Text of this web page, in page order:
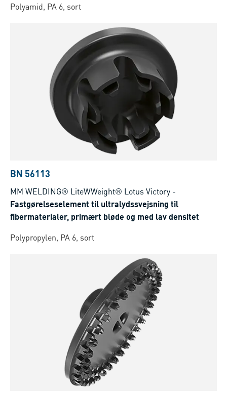
Polyamid, PA 6, sort
BN 56113
MM WELDING® LiteWWeight® Lotus Victory -
Fastgørelseselement til ultralydssvejsning til
fibermaterialer, primært bløde og med lav densitet
Polypropylen, PA 6, sort